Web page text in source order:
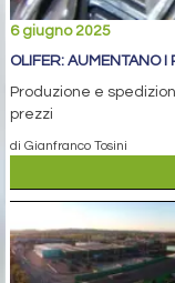
6 giugno 2025
OLIFER: AUMENTANO I
Produzione e
prezzi
di Gianfranco Tosini